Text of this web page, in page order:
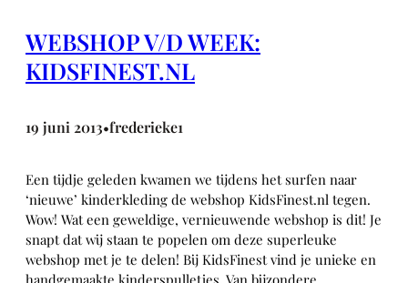
WEBSHOP V/D WEEK:
KIDSFINEST.NL
19 juni 2013•frederieke1
Een tijdje geleden kwamen we tijdens het surfen naar
‘nieuwe’ kinderkleding de webshop KidsFinest.nl tegen.
Wow! Wat een geweldige, vernieuwende webshop is dit! Je
snapt dat wij staan te popelen om deze superleuke
webshop met je te delen! Bij KidsFinest vind je unieke en